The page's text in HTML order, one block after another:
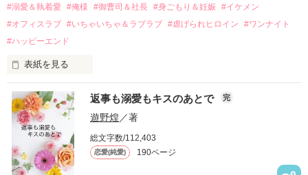
過去の傷から、二度と会いたくないと思っていた哲平に
運命のような再会を果たす。
酔った勢いで一夜を共にしてしまった。
さらに、美桜が初めてだと知った哲平は
『責任をとる、結婚しよう』と真っ直ぐに告げてきた。
戸惑う美桜とは裏腹に、好きという気持ちを隠すことなく
甘やかしてくる。
そんなある日、哲平は美桜がストーカー被害に
遭っていることを知る。
美桜を守るため、哲平は同居を提案してきて――。
#溺愛＆執着愛 #俺様 #御曹司＆社長 #身ごもり＆妊娠 #イケメン
#オフィスラブ #いちゃいちゃ＆ラブラブ #虐げられヒロイン
#ワンナイト
#ハッピーエンド
表紙を見る
おかしな噂を流されて前の職場でうまくいかなかった梅田美
桜は、海外で傷心旅行をしていたところ、日本人美青年と出会
い、酒の勢いもあり一夜限りの関係となる。
帰国後、美桜は新しい職場でワンナイトした美青年と再会。
なんと彼の正体は、とある財閥御曹司にも関わらず、一族を離
れて起業した新進気鋭の実業家、社内でも冷徹だと評判な社長
――御影恭司その人だったのだ――！
返事も溺愛もキスのあとで 完
遊野煌 ／著
総文字数/112,403
恋愛(純愛) 190ページ